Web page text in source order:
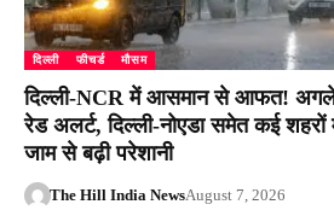
दिल्ली फीचर्ड मौसम
दिल्ली-NCR में आसमान से आफत! अगले
रेड अलर्ट, दिल्ली-नोएडा समेत कई
जाम से बढ़ी परेशानी
The Hill India NewsAugust 7, 2026